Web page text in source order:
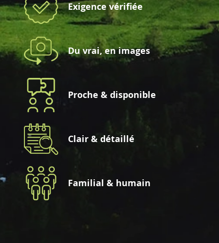
Exigence vérifiée
Du vrai, en images
Proche & disponible
Clair & détaillé
Familial & humain